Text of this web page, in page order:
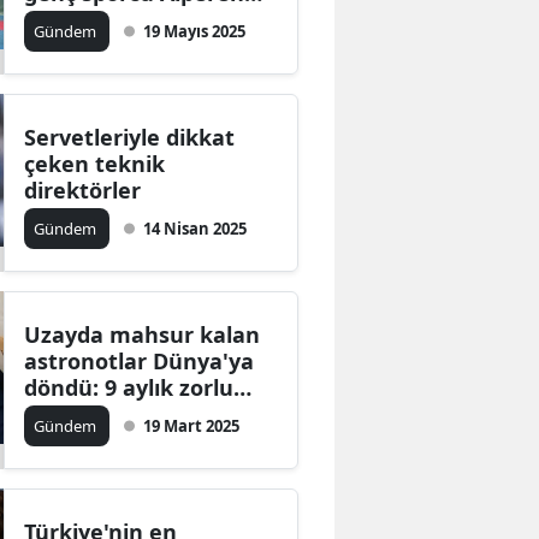
Duman'ın sırları neler?
Gündem 19 Mayıs 2025
Servetleriyle dikkat
çeken teknik
direktörler
Gündem 14 Nisan 2025
Uzayda mahsur kalan
astronotlar Dünya'ya
döndü: 9 aylık zorlu
bekleyişin sonu
Gündem 19 Mart 2025
Türkiye'nin en